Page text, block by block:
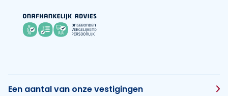
Een aantal van onze vestigingen